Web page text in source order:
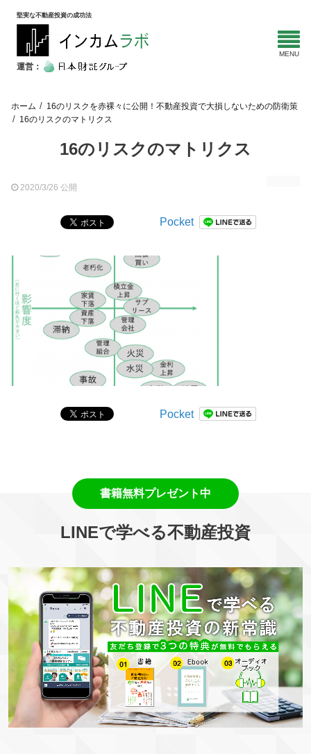
堅実な不動産投資の成功法
運営：
ホーム
16のリスクを赤裸々に公開！不動産投資で大損しないための防衛策
16のリスクのマトリクス
16のリスクのマトリクス
2020/3/26 公開
Pocket
Pocket
LINEで学べる不動産投資